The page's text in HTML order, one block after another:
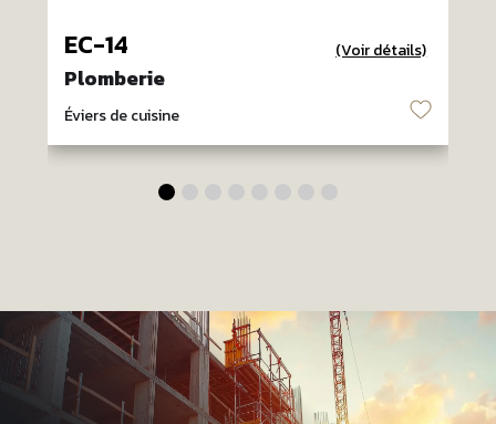
EC-14 (Voir détails)
Plomberie
Éviers de cuisine ♡